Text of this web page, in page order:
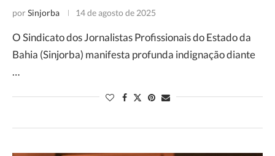
porSinjorba 14 de agosto de 2025
O Sindicato dos Jornalistas Profissionais do Estado da
Bahia (Sinjorba) manifesta profunda indignação diante
…